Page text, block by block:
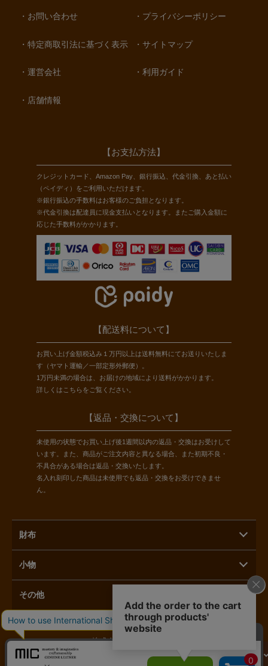
へ進む
お問い合わせ
特定商取引法に基づく表示
運営会社
店舗情報
プライバシーポリシー
サイトマップ
利用ガイド
【お支払方法】
クレジットカード、Amazon Pay、銀行振込、代金引換、あと払い
（ペイディ）をご利用いただけます。
※銀行振込の手数料はお客様のご負担となります。
※代金引換は配達員に現金支払いとなります。またご購入金額に
応じた手数料がかかります。
【配送料について】
お買い上げ金額税込み１万円以上は送料無料にてお送りいたしま
す（ヤマト運輸／一部定形外郵便）。
1万円未満の場合は、お届けの地域により送料がかかります。
詳しくは こちらをご覧ください。
【返品・交換について】
未使用の状態でお買い上げ後1週間以内の返品・交換はお受けして
います。また、商品がご注文内容と異なる場合、また初期不良・
不具合がある場合は返品・交換いたします。
名入れ刻印した商品は未使用でも返品・交換をお受けできませ
ん。
財布
小物
その他
株式会社ラモーダヨシダ
〒110-0015 東京都台東区東上野1-3-3